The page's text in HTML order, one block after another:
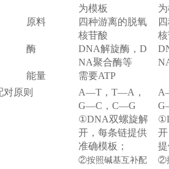
为模板
原料
四种游离的脱氧
核苷酸
酶 DNA解旋酶，D
NA聚合酶等
能量
需要ATP
对原则
A—T，T—A，
G—C，C—G
A
①DNA双螺旋解
开，每条链提供
准确模板；
②按照碱基互补配
提
②